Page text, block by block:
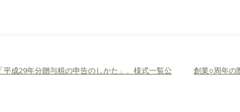
ョン
平成29年分贈与税の申告のしかた」、様式一覧公
創業○周年の